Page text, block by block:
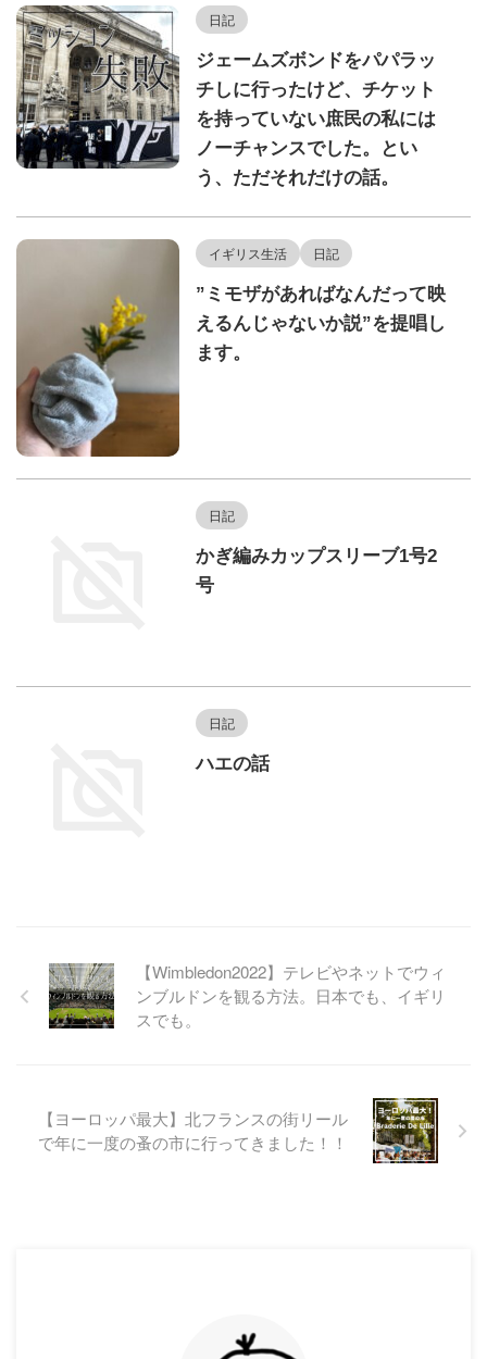
日記
ジェームズボンドをパパラッ
チしに行ったけど、チケット
を持っていない庶民の私には
ノーチャンスでした。とい
う、ただそれだけの話。
イギリス生活 日記
”ミモザがあればなんだって映
えるんじゃないか説”を提唱し
ます。
日記
かぎ編みカップスリーブ1号2
号
日記
ハエの話
【Wimbledon2022】テレビやネットでウィ
ンブルドンを観る方法。日本でも、イギリ
スでも。
【ヨーロッパ最大】北フランスの街リール
で年に一度の蚤の市に行ってきました！！